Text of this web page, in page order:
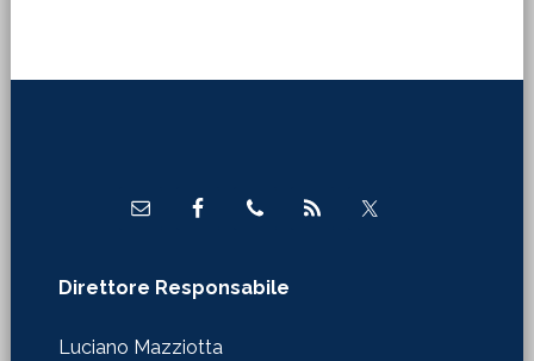
Direttore Responsabile
Luciano Mazziotta